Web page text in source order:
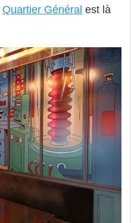
Quartier Général est là